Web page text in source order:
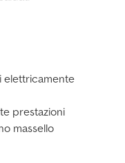
elettricamente
prestazioni
massello